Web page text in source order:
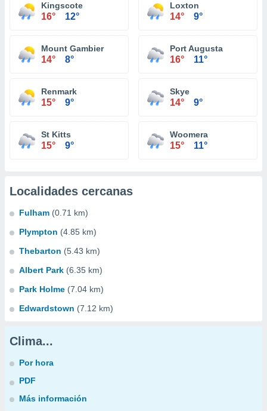
Kingscote
16° 12°
Loxton
14° 9°
Mount Gambier
14° 8°
Port Augusta
16° 11°
Renmark
15° 9°
Skye
14° 9°
St Kitts
15° 9°
Woomera
15° 11°
Localidades cercanas
Fulham (0.71 km)
Plympton (4.85 km)
Thebarton (5.43 km)
Albert Park (6.35 km)
Park Holme (7.04 km)
Edwardstown (7.12 km)
Clima...
Por hora
PDF
Más información